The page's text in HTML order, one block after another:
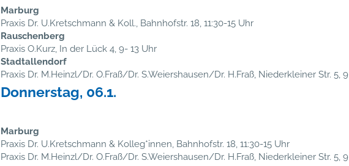
Marburg
Praxis Dr. U.Kretschmann & Koll., Bahnhofstr. 18, 11:30-15 Uhr
Rauschenberg
Praxis O.Kurz, In der Lück 4, 9- 13 Uhr
Stadtallendorf
Praxis Dr. M.Heinzl/Dr. O.Fraß/Dr. S.Weiershausen/Dr. H.Fraß, Niederkleiner Str. 5,
Donnerstag, 06.1.
Marburg
Praxis Dr. U.Kretschmann & Kolleg*innen, Bahnhofstr. 18, 11:30-15 Uhr
Praxis Dr. M.Heinzl/Dr. O.Fraß/Dr. S.Weiershausen/Dr. H.Fraß, Niederkleiner Str. 5,